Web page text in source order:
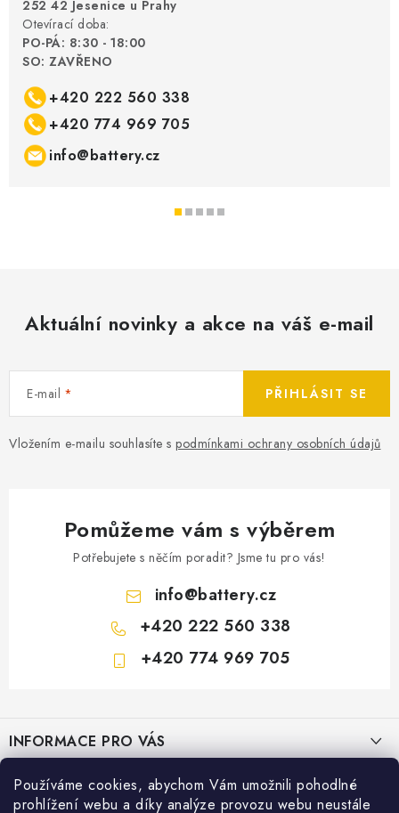
Používáme cookies, abychom Vám umožnili pohodlné
prohlížení webu a díky analýze provozu webu neustále
252 42 Jesenice u Prahy
Otevírací doba:
PO-PÁ: 8:30 - 18:00
SO: ZAVŘENO
+420 222 560 338
+420 774 969 705
info@battery.cz
Aktuální novinky a akce na váš e-mail
E-mail
Vložením e-mailu souhlasíte s podmínkami ochrany osobních údajů
PŘIHLÁSIT SE
Pomůžeme vám s výběrem
Potřebujete s něčím poradit? Jsme tu pro vás!
info@battery.cz
+420 222 560 338
+420 774 969 705
pINFORMACE PRO VÁS
KONTAKTY
POŠTOVNÉ A DOPRAVA
PRODEJNY BATTERY.CZ